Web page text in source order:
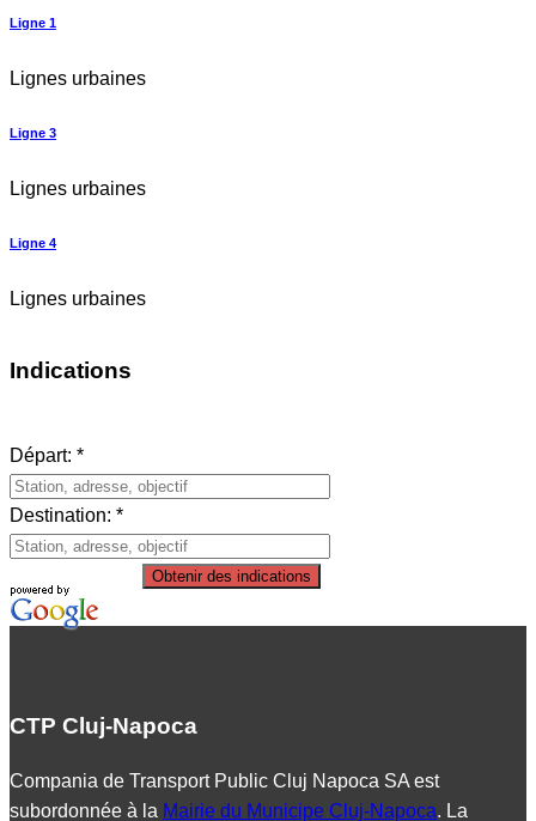
Ligne 1
Lignes urbaines
Ligne 3
Lignes urbaines
Ligne 4
Lignes urbaines
Indications
Départ: *
Destination: *
Obtenir des indications
CTP Cluj-Napoca
Compania de Transport Public Cluj Napoca SA est
subordonnée à la Mairie du Municipe Cluj-Napoca. La